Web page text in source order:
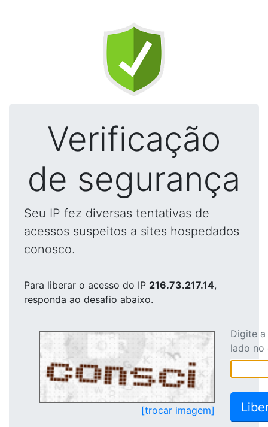
Verificação
de segurança
Seu IP fez diversas tentativas de
acessos suspeitos a sites hospedados
conosco.
Para liberar o acesso do IP 216.73.217.14,
responda ao desafio abaixo.
[trocar imagem]
Digite
lado no